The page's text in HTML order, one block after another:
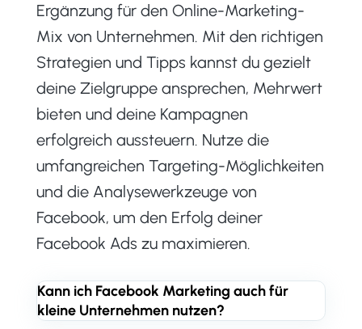
Ergänzung für den Online-Marketing-
Mix von Unternehmen. Mit den richtigen
Strategien und Tipps kannst du gezielt
deine Zielgruppe ansprechen, Mehrwert
bieten und deine Kampagnen
erfolgreich aussteuern. Nutze die
umfangreichen Targeting-Möglichkeiten
und die Analysewerkzeuge von
Facebook, um den Erfolg deiner
Facebook Ads zu maximieren.
Kann ich Facebook Marketing auch für
kleine Unternehmen nutzen?